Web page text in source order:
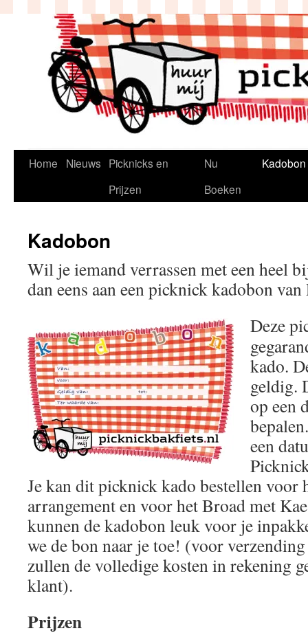
Home Nieuws Picknicks en
Prijzen
Nu
Boeken
Kadobon
Kadobon
Wil je iemand verrassen met een heel
dan eens aan een picknick kadobon
Deze
kado.
geldig.
op een
een
Je kan dit picknick kado bestellen voor
arrangement en voor het Broad met
kunnen de kadobon leuk voor je
we de bon naar je toe! (voor
zullen de volledige kosten in rekening
klant).
Prijzen